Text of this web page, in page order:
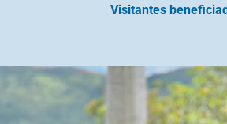
Visitantes